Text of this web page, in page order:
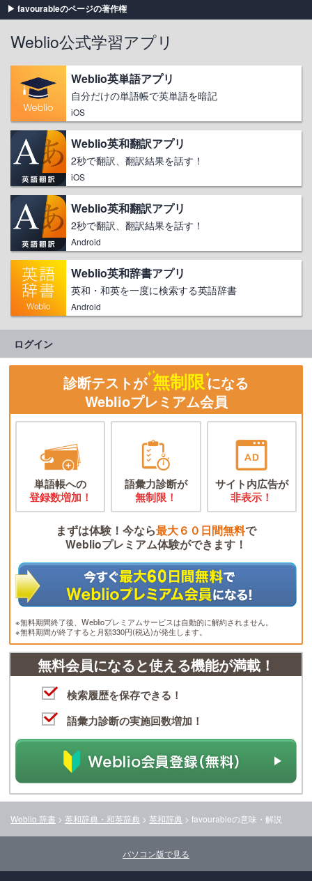
favourableのページの著作権
Weblio公式学習アプリ
Weblio英単語アプリ
自分だけの単語帳で英単語を暗記
iOS
Weblio英和翻訳アプリ
2秒で翻訳、翻訳結果を話す！
iOS
Weblio英和翻訳アプリ
2秒で翻訳、翻訳結果を話す！
Android
Weblio英和辞書アプリ
英和・和英を一度に検索する英語辞書
Android
ログイン
診断テストが 無制限になる
Weblioプレミアム会員
単語帳への
登録数増加！
語彙力診断が
無制限！
サイト内広告が
非表示！
まずは体験！今なら最大６０日間無料で
Weblioプレミアム体験ができます！
※無料期間終了後、Weblioプレミアムサービスは自動的に解約されません。
※無料期間が終了すると月額330円(税込)が発生します。
無料会員になると使える機能が満載！
検索履歴を保存できる！
語彙力診断の実施回数増加！
Weblio 辞書 > 英和辞典・和英辞典 > 英和辞典 > favourableの意味・解説
パソコン版で見る